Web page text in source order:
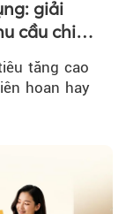
giải
cầu chi
tăng cao
hoan hay